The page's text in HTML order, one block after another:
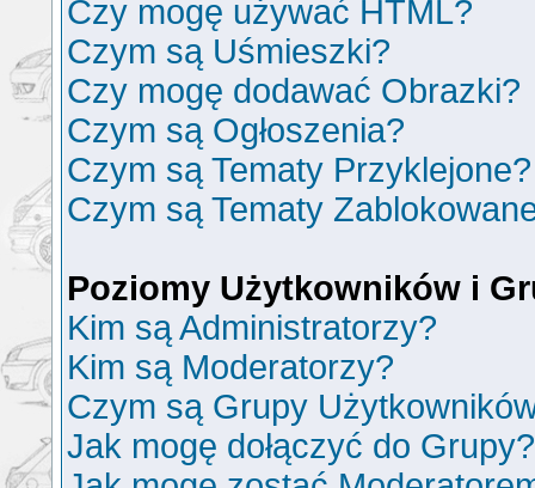
Czy mogę używać HTML?
Czym są Uśmieszki?
Czy mogę dodawać Obrazki?
Czym są Ogłoszenia?
Czym są Tematy Przyklejone?
Czym są Tematy
Poziomy Użytkowników i
Kim są Administratorzy?
Kim są Moderatorzy?
Czym są Grupy
Jak mogę dołączyć do Grupy?